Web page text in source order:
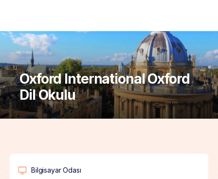
Oxford International Oxford
Dil Okulu
Bilgisayar Odası